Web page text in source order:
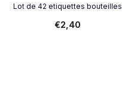
Lot de 42 etiquettes bouteilles
€2,40